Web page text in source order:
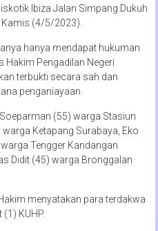
Ibiza Jalan Simpang Dukuh
Kamis (4/5/2023).
hanya mendapat hukuman
Hakim Pengadilan Negeri
terbukti secara sah dan
penganiayaan.
(55) warga Stasiun
Ketapang Surabaya, Eko
Tengger Kandangan
Didit (45) warga Bronggalan
menyatakan para terdakwa
KUHP.